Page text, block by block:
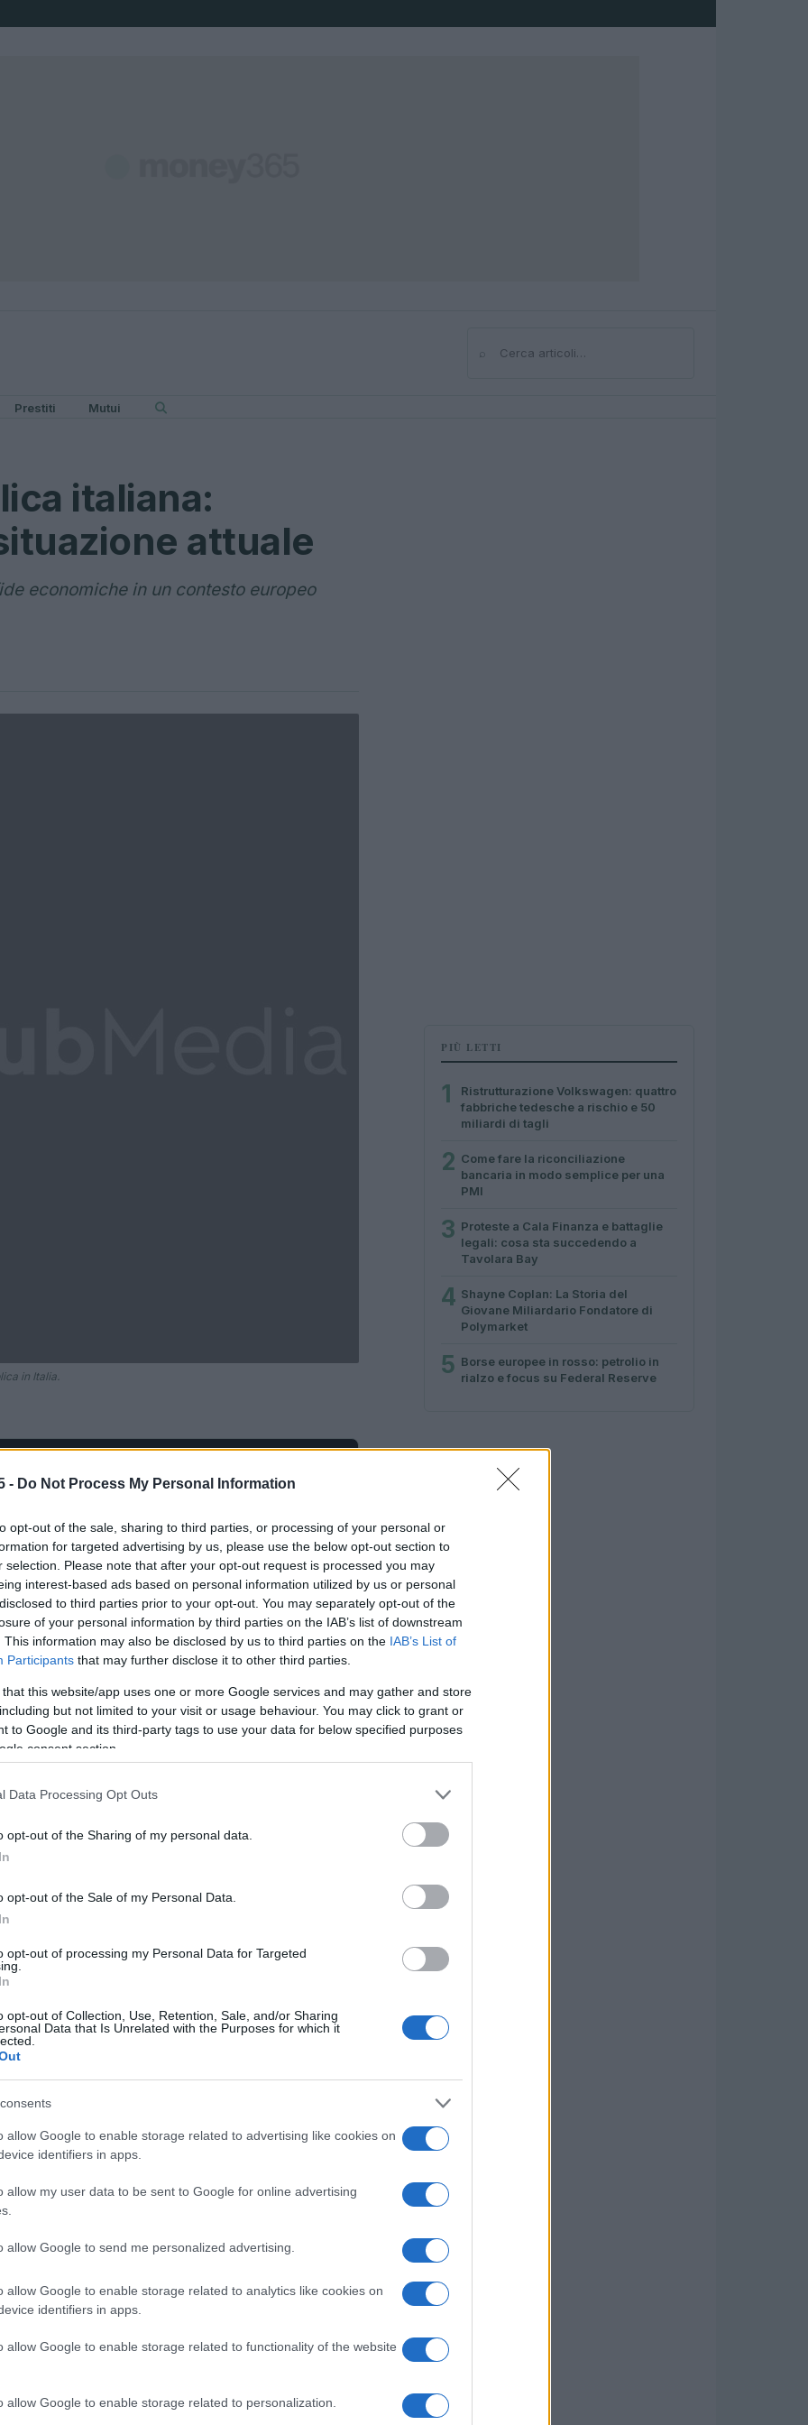
- Do Not Process My Personal Information
opt-out of the sale, sharing to third parties, or processing of your personal or
for targeted advertising by us, please use the below opt-out section to
selection. Please note that after your opt-out request is processed you may
interest-based ads based on personal information utilized by us or personal
to third parties prior to your opt-out. You may separately opt-out of the
of your personal information by third parties on the IAB’s list of downstream
This information may also be disclosed by us to third parties on the IAB’s List of
Participants that may further disclose it to other third parties.
that this website/app uses one or more Google services and may gather and store
but not limited to your visit or usage behaviour. You may click to grant or
to Google and its third-party tags to use your data for below specified purposes
consent section.
Data Processing Opt Outs
opt-out of the Sharing of my personal data.
opt-out of the Sale of my Personal Data.
opt-out of processing my Personal Data for Targeted
opt-out of Collection, Use, Retention, Sale, and/or Sharing
Data that Is Unrelated with the Purposes for which it
allow Google to enable storage related to advertising like cookies on
identifiers in apps.
allow my user data to be sent to Google for online advertising
allow Google to send me personalized advertising.
allow Google to enable storage related to analytics like cookies on
identifiers in apps.
allow Google to enable storage related to functionality of the website
allow Google to enable storage related to personalization.
⌕Cerca
Prestiti Mutui
italiana:
attuale
economiche in un contesto europeo
in Italia.
POWERED BYAdhubMedia
italiana
mostrato segnali di miglioramento, come
dell’economia e delle finanze, Giancarlo
è superiore alle aspettative, portando
nazionale. Tuttavia, è fondamentale
le sfide che l’Italia deve affrontare nel
tra le entrate e le spese pubbliche,
indicatore è cruciale per comprendere la
dichiarazioni di Giorgetti, l’avanzo primario
morale, suggerendo che il governo sta
del previsto. Tuttavia, è essenziale non
molti paesi stanno affrontando difficoltà
PIÙ LETTI
1
Ristrutturazione Volkswagen: quattro
fabbriche tedesche a rischio e 50
miliardi di tagli
2 Come fare la riconciliazione
bancaria in modo semplice per una
PMI
3 Proteste a Cala Finanza e battaglie
legali: cosa sta succedendo a
Tavolara Bay
4 Shayne Coplan: La Storia del
Giovane Miliardario Fondatore di
Polymarket
5 Borse europee in rosso: petrolio in
rialzo e focus su Federal Reserve